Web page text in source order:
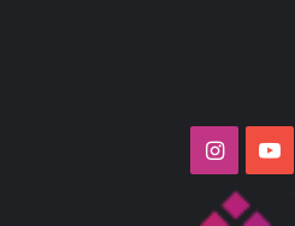
‫YouTubeانستقرام